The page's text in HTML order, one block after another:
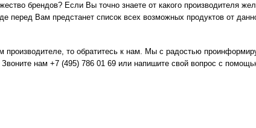
брендов? Если Вы точно знаете от какого производителя
перед Вам предстанет список всех возможных продуктов от
то обратитесь к нам. Мы с радостью
нам +7 (495) 786 01 69 или напишите свой вопрос с